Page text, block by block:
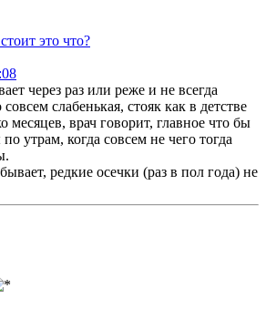
это что?
через раз или реже и не всегда
слабенькая, стояк как в детстве
месяцев, врач говорит, главное что бы
утрам, когда совсем не чего тогда
редкие осечки (раз в пол года) не